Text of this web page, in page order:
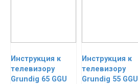
Инструкция к
телевизору
Grundig 65 GGU
Инструкция к
телевизору
Grundig 55 GGU